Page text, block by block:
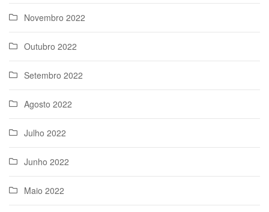
Novembro 2022
Outubro 2022
Setembro 2022
Agosto 2022
Julho 2022
Junho 2022
Maio 2022